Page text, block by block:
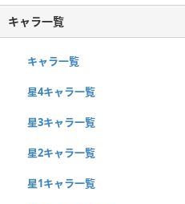
キャラ一覧
キャラ一覧
星4キャラ一覧
星3キャラ一覧
星2キャラ一覧
星1キャラ一覧